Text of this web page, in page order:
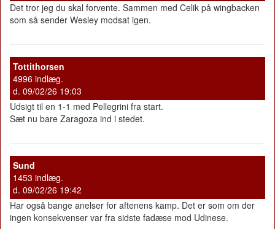
Det tror jeg du skal forvente. Sammen med Celik på wingbacken
som så sender Wesley modsat igen.
Tottithorsen
4996 indlæg.
d. 09/02/26 19:03
Udsigt til en 1-1 med Pellegrini fra start.
Sæt nu bare Zaragoza ind i stedet.
Sund
1453 indlæg.
d. 09/02/26 19:42
Har også bange anelser for aftenens kamp. Det er som om der
ingen konsekvenser var fra sidste fadæse mod Udinese.